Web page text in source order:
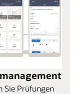
Sie Prüfungen